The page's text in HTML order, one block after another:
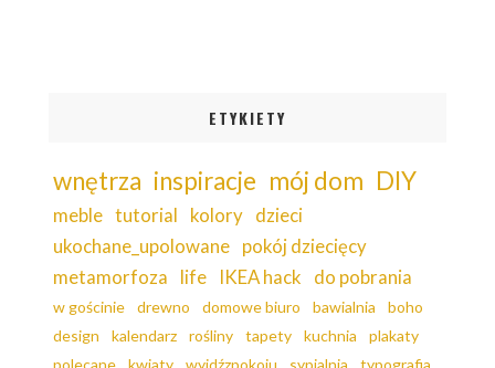
ETYKIETY
wnętrza inspiracje mój dom DIY
meble tutorial kolory dzieci
ukochane_upolowane pokój dziecięcy
metamorfoza
life IKEA hack do pobrania
w gościnie drewno domowe biuro bawialnia
boho
design
kalendarz rośliny tapety kuchnia
plakaty